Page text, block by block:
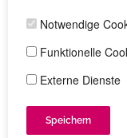
TT-
Jana Mänz
Carola Heine
2332
Share
Notwendige
Funktionelle
Externe Dienste
Speichern